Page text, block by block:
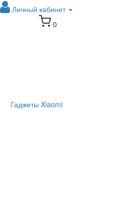
Личный кабинет
0
Гаджеты Xiaomi